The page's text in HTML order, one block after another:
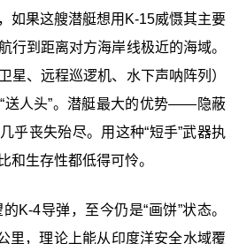
如果这艘潜艇想用K-15威慑其主要
行到距离对方海岸线极近的海域。
星、远程巡逻机、水下声呐阵列）
送人头”。潜艇最大的优势——隐蔽
乎丧失殆尽。用这种“短手”武器执
和生存性都低得可怜。
K-4导弹，至今仍是“画饼”状态。
里，理论上能从印度洋安全水域覆